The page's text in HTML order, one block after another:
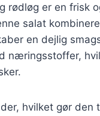
rødløg er en frisk
salat
en dejlig
næringsstoffer,
hvilket gør